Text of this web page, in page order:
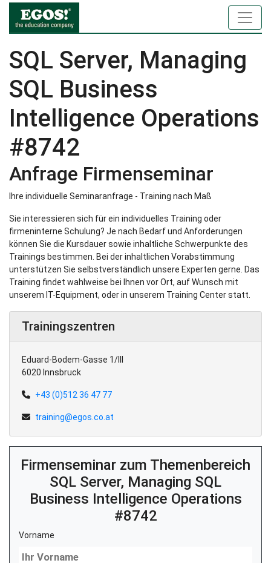
SQL Server, Managing
SQL Business
Intelligence Operations
#8742
Anfrage Firmenseminar
Ihre individuelle Seminaranfrage - Training nach Maß
Sie interessieren sich für ein individuelles Training oder
firmeninterne Schulung? Je nach Bedarf und Anforderungen
können Sie die Kursdauer sowie inhaltliche Schwerpunkte des
Trainings bestimmen. Bei der inhaltlichen Vorabstimmung
unterstützen Sie selbstverständlich unsere Experten gerne. Das
Training findet wahlweise bei Ihnen vor Ort, auf Wunsch mit
unserem IT-Equipment, oder in unserem Training Center statt.
Trainingszentren
Eduard-Bodem-Gasse 1/III
6020 Innsbruck
+43 (0)512 36 47 77
training@egos.co.at
Firmenseminar zum Themenbereich
SQL Server, Managing SQL
Business Intelligence Operations
#8742
Vorname